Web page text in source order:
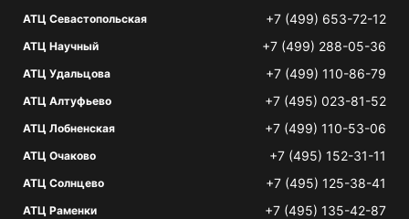
АТЦ Севастопольская +7 (499) 653-72-12
АТЦ Научный +7 (499) 288-05-36
АТЦ Удальцова +7 (499) 110-86-79
АТЦ Алтуфьево +7 (495) 023-81-52
АТЦ Лобненская +7 (499) 110-53-06
АТЦ Очаково +7 (495) 152-31-11
АТЦ Солнцево +7 (495) 125-38-41
АТЦ Раменки +7 (495) 135-42-87